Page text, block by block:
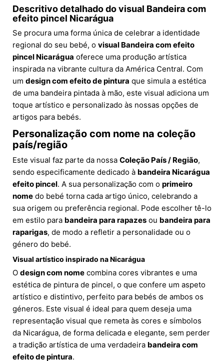
Descritivo detalhado do visual Bandeira com
efeito pincel Nicarágua
Se procura uma forma única de celebrar a identidade
regional do seu bebé, o visual Bandeira com efeito
pincel Nicarágua oferece uma produção artística
inspirada na vibrante cultura da América Central. Com
um design com efeito de pintura que simula a estética
de uma bandeira pintada à mão, este visual adiciona um
toque artístico e personalizado às nossas opções de
artigos para bebés.
Personalização com nome na coleção
país/região
Este visual faz parte da nossa Coleção País / Região,
sendo especificamente dedicado à bandeira Nicarágua
efeito pincel. A sua personalização com o primeiro
nome do bebé torna cada artigo único, celebrando a
sua origem ou preferência regional. Pode escolher tê-lo
em estilo para bandeira para rapazes ou bandeira para
raparigas, de modo a refletir a personalidade ou o
género do bebé.
Visual artístico inspirado na Nicarágua
O design com nome combina cores vibrantes e uma
estética de pintura de pincel, o que confere um aspeto
artístico e distintivo, perfeito para bebés de ambos os
géneros. Este visual é ideal para quem deseja uma
representação visual que remeta às cores e símbolos
da Nicarágua, de forma delicada e elegante, sem perder
a tradição artística de uma verdadeira bandeira com
efeito de pintura.